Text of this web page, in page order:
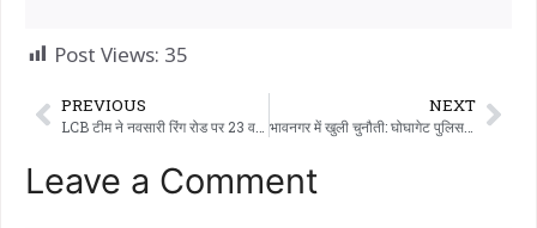
Post Views: 35
PREVIOUS NEXT
भावनगर में खुली चुनौती: घोघागेट पुलिस चौकी के सामने असामाजिक तत्वों का आतंक, सिटी बस में तोड़फोड़!
Leave a Comment